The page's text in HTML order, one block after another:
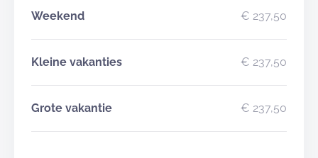
Weekend € 237,50
Kleine vakanties € 237,50
Grote vakantie € 237,50